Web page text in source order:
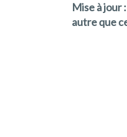
Mise à jour
autre que